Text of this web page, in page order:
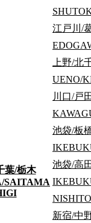
葉/栃木
SAITAMA
江戸川/
上野/北
UENO/
川口/戸
池袋/板
池袋/高
新宿/中